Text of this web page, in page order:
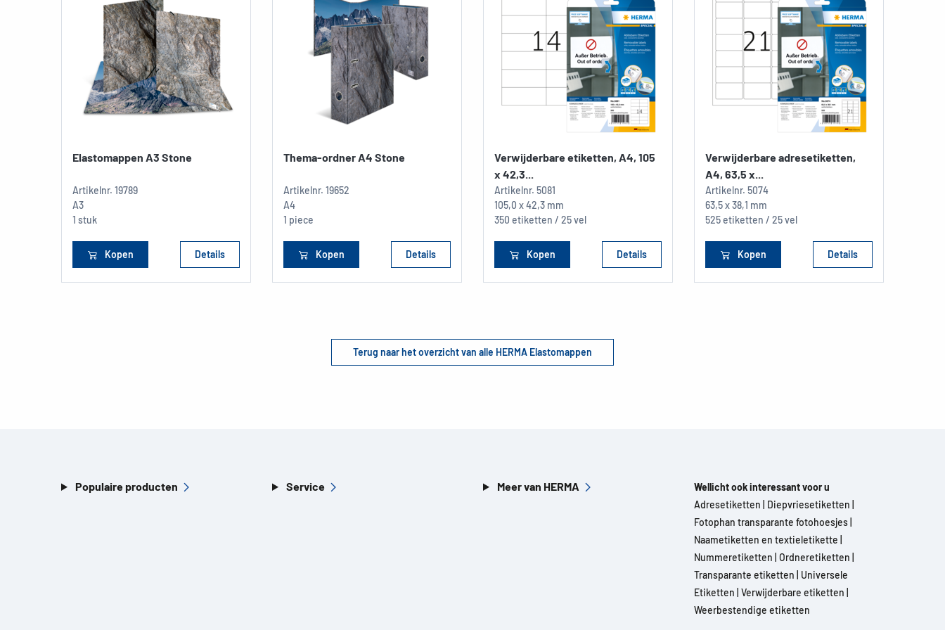
Elastomappen A3 Stone
Artikelnr. 19789
A3
1 stuk
Kopen Details
Thema-ordner A4 Stone
Artikelnr. 19652
A4
1 piece
Kopen Details
Verwijderbare etiketten, A4, 105
x 42,3...
Artikelnr. 5081
105,0 x 42,3 mm
350 etiketten / 25 vel
Kopen Details
Verwijderbare adresetiketten,
A4, 63,5 x...
Artikelnr. 5074
63,5 x 38,1 mm
525 etiketten / 25 vel
Kopen Details
Terug naar het overzicht van alle HERMA Elastomappen
Populaire producten Service Meer van HERMA
Wellicht ook interessant voor u
Adresetiketten
Diepvriesetiketten
Fotophan transparante fotohoesjes
Naametiketten en textieletikette
Nummeretiketten Ordneretiketten
Transparante etiketten
Universele
Etiketten Verwijderbare etiketten
Weerbestendige etiketten